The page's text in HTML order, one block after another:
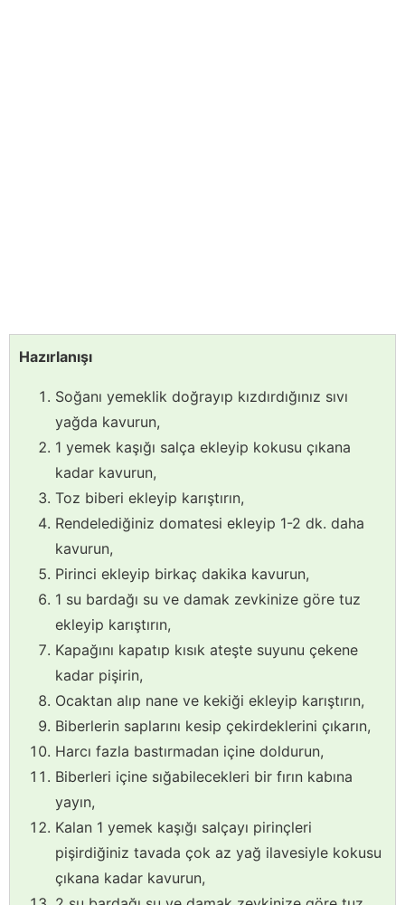
Hazırlanışı
Soğanı yemeklik doğrayıp kızdırdığınız sıvı
yağda kavurun,
1 yemek kaşığı salça ekleyip kokusu çıkana
kadar kavurun,
Toz biberi ekleyip karıştırın,
Rendelediğiniz domatesi ekleyip 1-2 dk. daha
kavurun,
Pirinci ekleyip birkaç dakika kavurun,
1 su bardağı su ve damak zevkinize göre tuz
ekleyip karıştırın,
Kapağını kapatıp kısık ateşte suyunu çekene
kadar pişirin,
Ocaktan alıp nane ve kekiği ekleyip karıştırın,
Biberlerin saplarını kesip çekirdeklerini çıkarın,
Harcı fazla bastırmadan içine doldurun,
Biberleri içine sığabilecekleri bir fırın kabına
yayın,
Kalan 1 yemek kaşığı salçayı pirinçleri
pişirdiğiniz tavada çok az yağ ilavesiyle kokusu
çıkana kadar kavurun,